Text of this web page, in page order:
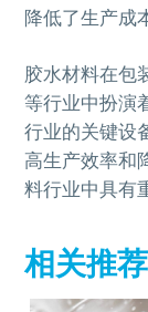
降低了生产成
胶水材料在包
等行业中扮演
行业的关键设
高生产效率和
料行业中具有
相关推荐